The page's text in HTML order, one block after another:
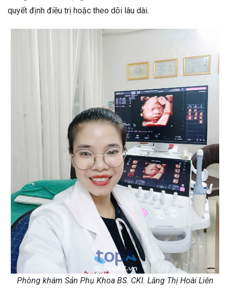
quyết định điều trị hoặc theo dõi lâu dài.
Phòng khám Sản Phụ Khoa BS. CKI. Lăng Thị Hoài Liên